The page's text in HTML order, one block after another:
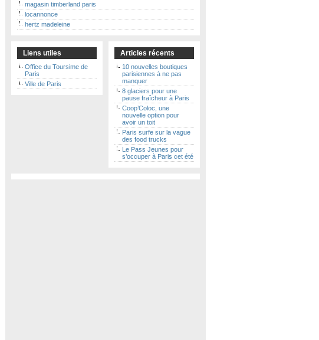
magasin timberland paris
locannonce
hertz madeleine
Liens utiles
Office du Toursime de
Paris
Ville de Paris
Articles récents
10 nouvelles boutiques
parisiennes à ne pas
manquer
8 glaciers pour une
pause fraîcheur à Paris
Coop’Coloc, une
nouvelle option pour
avoir un toit
Paris surfe sur la vague
des food trucks
Le Pass Jeunes pour
s’occuper à Paris cet été